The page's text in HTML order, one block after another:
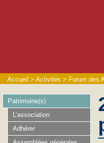
Accueil > Activités > Forum des
Patrimoine(s)
L’association
Adhérer